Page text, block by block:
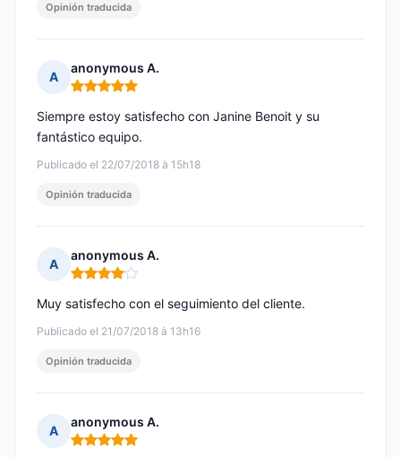
Opinión traducida
A
anonymous A.
Nota: 5 de 5
Publicado el 22/07/2018 à 15h18
Siempre estoy satisfecho con Janine Benoit y su
fantástico equipo.
Opinión traducida
A
anonymous A.
Nota: 4 de 5
Publicado el 21/07/2018 à 13h16
Muy satisfecho con el seguimiento del cliente.
Opinión traducida
A
anonymous A.
Nota: 5 de 5